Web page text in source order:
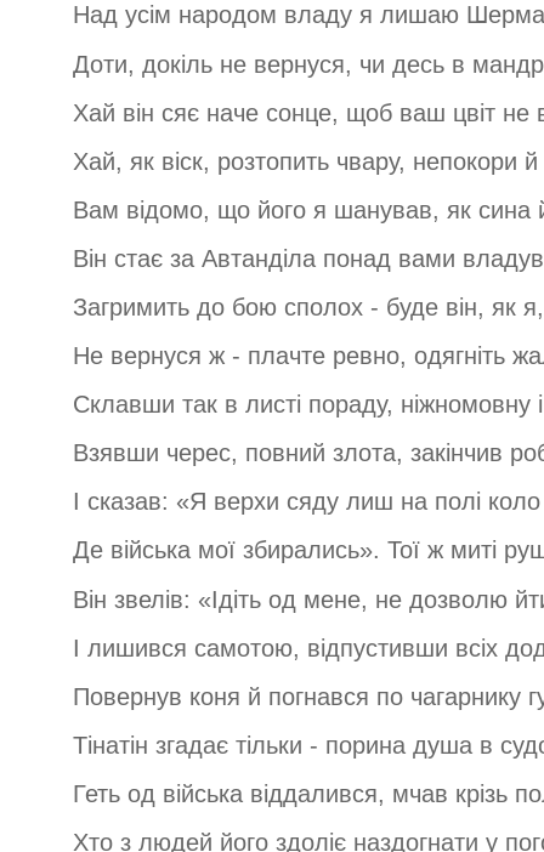
Над усім народом владу я лишаю
Доти, докіль не вернуся, чи десь в
Хай він сяє наче сонце, щоб ваш цвіт не
Хай, як віск, розтопить чвару, непокори
Вам відомо, що його я шанував, як сина
Він стає за Автанділа понад вами
Загримить до бою сполох - буде він, як
Не вернуся ж - плачте ревно, одягніть
Склавши так в листі пораду, ніжномовну
Взявши черес, повний злота, закінчив
І сказав: «Я верхи сяду лиш на полі
Де війська мої збирались». Тої ж миті
Він звелів: «Ідіть од мене, не дозволю
І лишився самотою, відпустивши всіх
Повернув коня й погнався по чагарнику
Тінатін згадає тільки - порина душа в
Геть од війська віддалився, мчав крізь
Хто з людей його здоліє наздогнати у